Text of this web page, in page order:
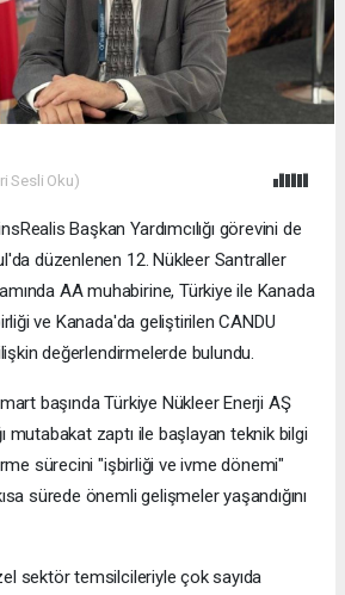
Sesli Oku)
Başkan Yardımcılığı görevini de
düzenlenen 12. Nükleer Santraller
AA muhabirine, Türkiye ile Kanada
ve Kanada'da geliştirilen CANDU
değerlendirmelerde bulundu.
başında Türkiye Nükleer Enerji AŞ
mutabakat zaptı ile başlayan teknik bilgi
sürecini "işbirliği ve ivme dönemi"
sürede önemli gelişmeler yaşandığını
sektör temsilcileriyle çok sayıda